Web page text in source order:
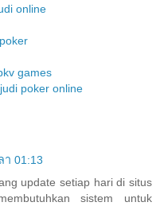
online
games
poker online
า 01:13
update setiap hari di situs
sistem untuk